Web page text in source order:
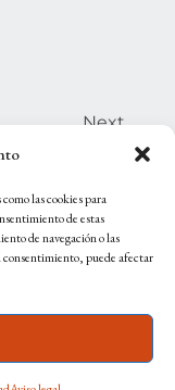
las cookies para
de estas
de navegación o las
puede afectar
Next